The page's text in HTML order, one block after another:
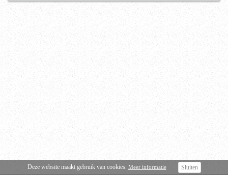
Deze website maakt gebruik van cookies. Meer informatie Sluiten